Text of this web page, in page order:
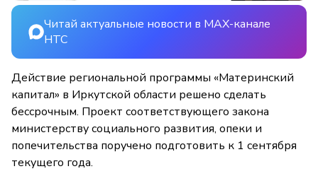
Читай актуальные новости в MAX-канале
НТС
Действие региональной программы «Материнский
капитал» в Иркутской области решено сделать
бессрочным. Проект соответствующего закона
министерству социального развития, опеки и
попечительства поручено подготовить к 1 сентября
текущего года.